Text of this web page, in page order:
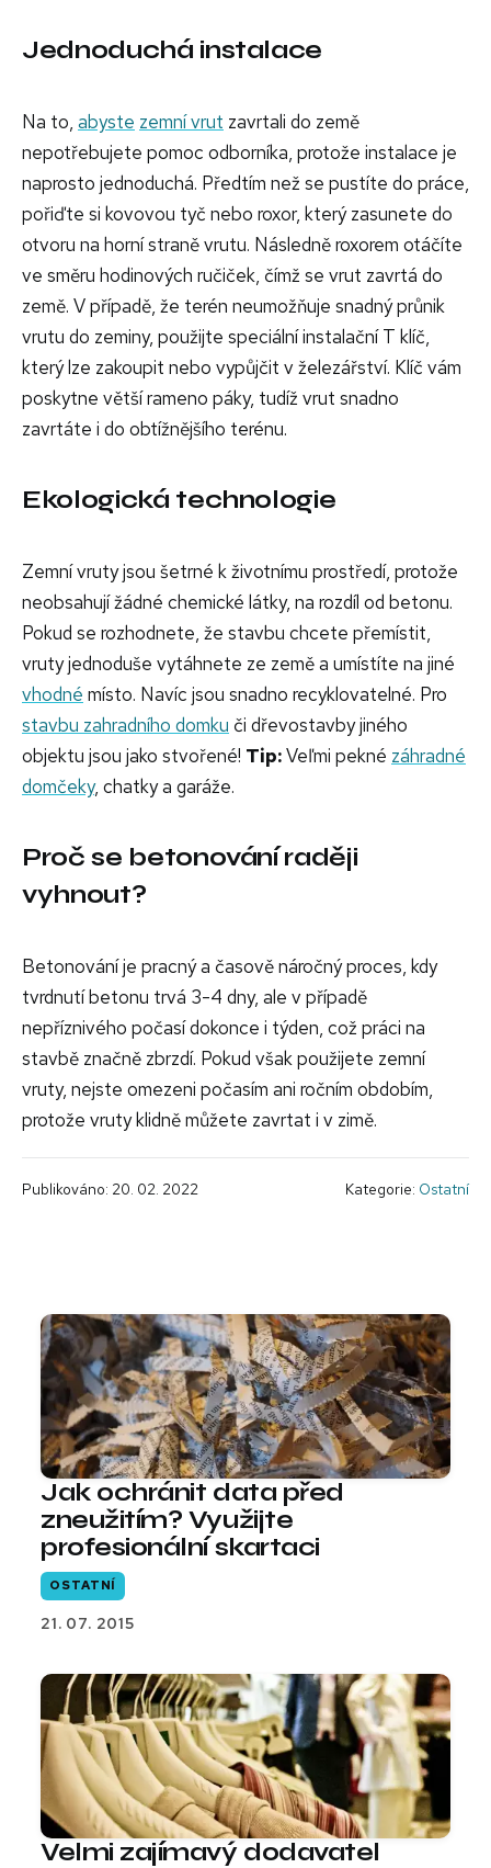
Jednoduchá instalace
Na to, abyste zemní vrut zavrtali do země
nepotřebujete pomoc odborníka, protože instalace je
naprosto jednoduchá. Předtím než se pustíte do práce,
pořiďte si kovovou tyč nebo roxor, který zasunete do
otvoru na horní straně vrutu. Následněroxorem otáčíte
ve směru hodinových ručiček, čímž se vrut zavrtá do
země. V případě, že terén neumožňuje snadný průnik
vrutu do zeminy, použijte speciální instalační T klíč,
který lze zakoupit nebo vypůjčit v železářství. Klíč vám
poskytne větší rameno páky, tudíž vrut snadno
zavrtáte i do obtížnějšího terénu.
Ekologická technologie
Zemní vruty jsou šetrné k životnímu prostředí, protože
neobsahují žádné chemické látky, na rozdíl od betonu.
Pokud se rozhodnete, že stavbu chcete přemístit,
vruty jednoduše vytáhnete ze země a umístíte na jiné
vhodné místo. Navíc jsou snadno recyklovatelné. Pro
stavbu zahradního domku či dřevostavby jiného
objektu jsou jako stvořené! Tip:Veľmi pekné záhradné
domčeky, chatky a garáže.
Proč se betonování raději
vyhnout?
Betonování je pracný a časově náročný proces, kdy
tvrdnutí betonu trvá 3-4 dny, ale v případě
nepříznivého počasí dokonce i týden, což práci na
stavbě značně zbrzdí. Pokud však použijete zemní
vruty, nejste omezeni počasím ani ročním obdobím,
protože vruty klidně můžete zavrtat i v zimě.
Publikováno: 20. 02. 2022 Kategorie: Ostatní
Jak ochránit data před
zneužitím? Využijte
profesionální skartaci
OSTATNÍ
21. 07. 2015
Velmi zajímavý dodavatel